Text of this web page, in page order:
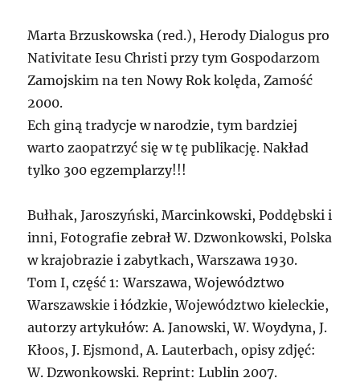
Marta Brzuskowska (red.), Herody Dialogus pro
Nativitate Iesu Christi przy tym Gospodarzom
Zamojskim na ten Nowy Rok kolęda, Zamość
2000.
Ech giną tradycje w narodzie, tym bardziej
warto zaopatrzyć się w tę publikację. Nakład
tylko 300 egzemplarzy!!!
Bułhak, Jaroszyński, Marcinkowski, Poddębski i
inni, Fotografie zebrał W. Dzwonkowski, Polska
w krajobrazie i zabytkach, Warszawa 1930.
Tom I, część 1: Warszawa, Województwo
Warszawskie i łódzkie, Województwo kieleckie,
autorzy artykułów: A. Janowski, W. Woydyna, J.
Kłoos, J. Ejsmond, A. Lauterbach, opisy zdjęć:
W. Dzwonkowski. Reprint: Lublin 2007.